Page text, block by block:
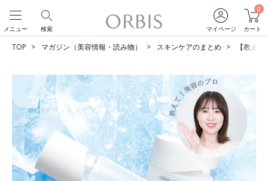
マイページ
0
カート
検索
メニュー
TOP マガジン（美容情報・読み物） スキンケアのまとめ 【教え